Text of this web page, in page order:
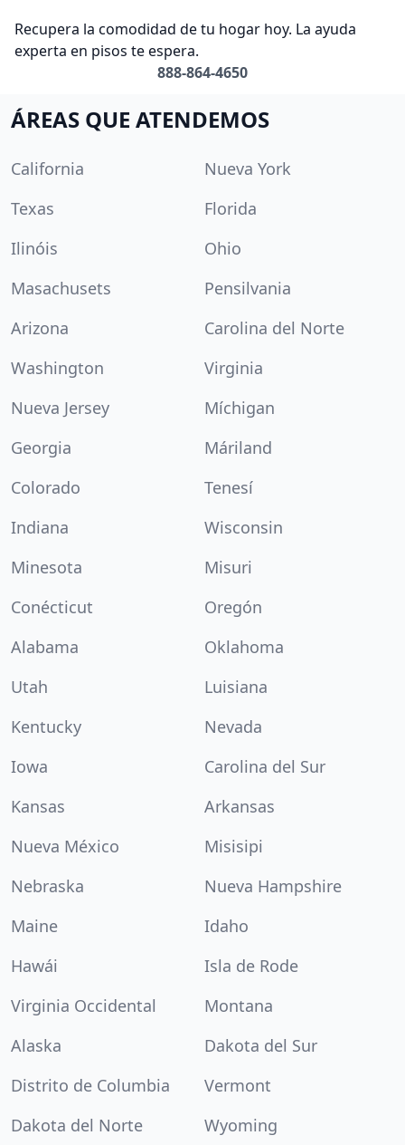
Recupera la comodidad de tu hogar hoy. La ayuda
experta en pisos te espera.
888-864-4650
ÁREAS QUE ATENDEMOS
California
Nueva York
Texas
Florida
Ilinóis
Ohio
Masachusets
Pensilvania
Arizona
Carolina del Norte
Washington
Virginia
Nueva Jersey
Míchigan
Georgia
Máriland
Colorado
Tenesí
Indiana
Wisconsin
Minesota
Misuri
Conécticut
Oregón
Alabama
Oklahoma
Utah
Luisiana
Kentucky
Nevada
Iowa
Carolina del Sur
Kansas
Arkansas
Nueva México
Misisipi
Nebraska
Nueva Hampshire
Maine
Idaho
Hawái
Isla de Rode
Virginia Occidental
Montana
Alaska
Dakota del Sur
Distrito de Columbia
Vermont
Dakota del Norte
Wyoming